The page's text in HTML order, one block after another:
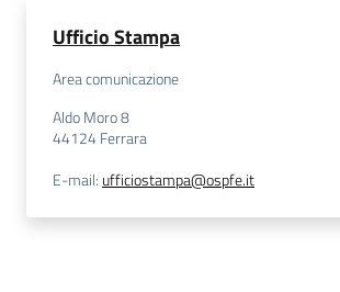
Ufficio Stampa
Area comunicazione
Aldo Moro 8
44124Ferrara
E-mail: ufficiostampa@ospfe.it